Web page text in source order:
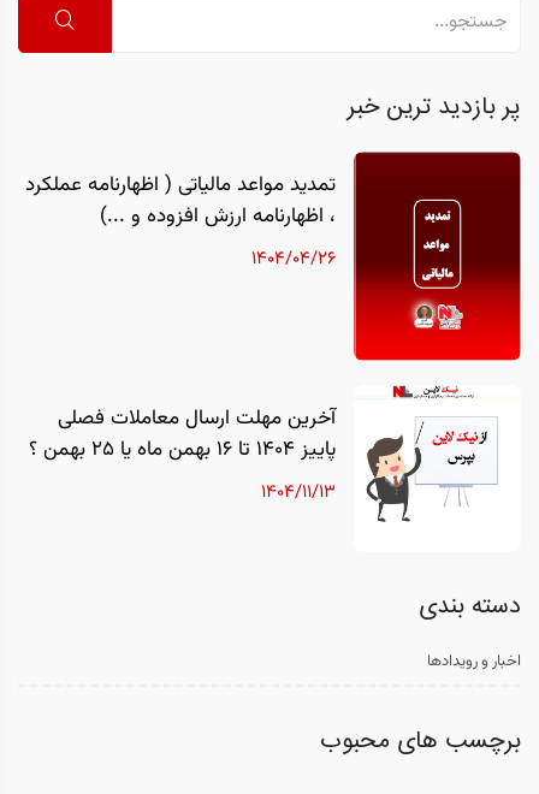
پر بازدید ترین خبر
تمدید مواعد مالیاتی ( اظهارنامه عملکرد
، اظهارنامه ارزش افزوده و ...)
1404/04/26
آخرین مهلت ارسال معاملات فصلی
پاییز ۱۴۰۴ تا 16 بهمن ماه یا 25 بهمن ؟
1404/11/13
دسته بندی
اخبار و رویدادها
برچسب های محبوب